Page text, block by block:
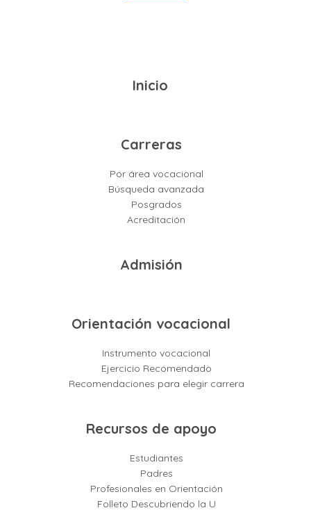
Inicio
Carreras
Por área vocacional
Búsqueda avanzada
Posgrados
Acreditación
Admisión
Orientación vocacional
Instrumento vocacional
Ejercicio Recomendado
Recomendaciones para elegir carrera
Recursos de apoyo
Estudiantes
Padres
Profesionales en Orientación
Folleto Descubriendo la U